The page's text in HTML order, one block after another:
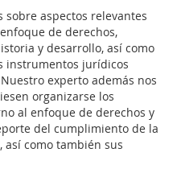
sobre aspectos relevantes
de derechos,
y desarrollo, así como
instrumentos jurídicos
experto además nos
organizarse los
al enfoque de derechos y
del cumplimiento de la
así como también sus